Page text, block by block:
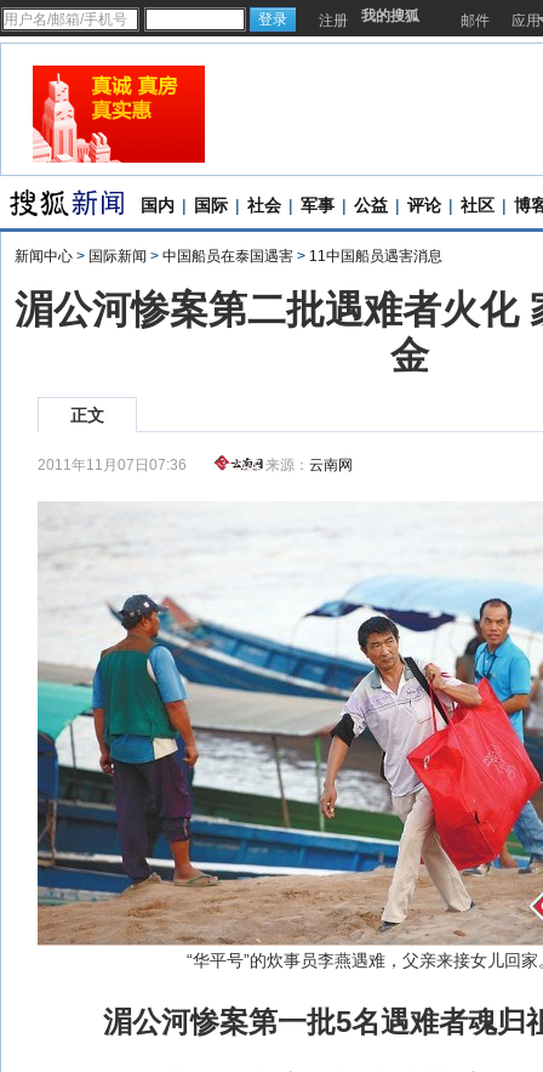
注册 我的搜狐 邮件 应用
国内 | 国际 | 社会 | 军事 | 公益 | 评论 | 社区 | 博
新闻中心 > 国际新闻 > 中国船员在泰国遇害 > 11中国船员遇害消息
湄公河惨案第二批遇难者火化
金
正文
2011年11月07日07:36 来源： 云南网
“华平号”的炊事员李燕遇难，父亲来接女儿回家
湄公河惨案第一批5名遇难者魂归